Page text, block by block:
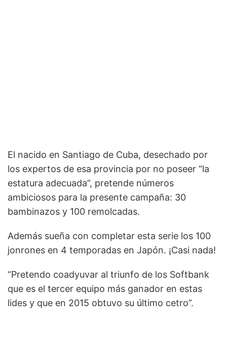
El nacido en Santiago de Cuba, desechado por
los expertos de esa provincia por no poseer “la
estatura adecuada”, pretende números
ambiciosos para la presente campaña: 30
bambinazos y 100 remolcadas.
Además sueña con completar esta serie los 100
jonrones en 4 temporadas en Japón. ¡Casi nada!
“Pretendo coadyuvar al triunfo de los Softbank
que es el tercer equipo más ganador en estas
lides y que en 2015 obtuvo su último cetro”.